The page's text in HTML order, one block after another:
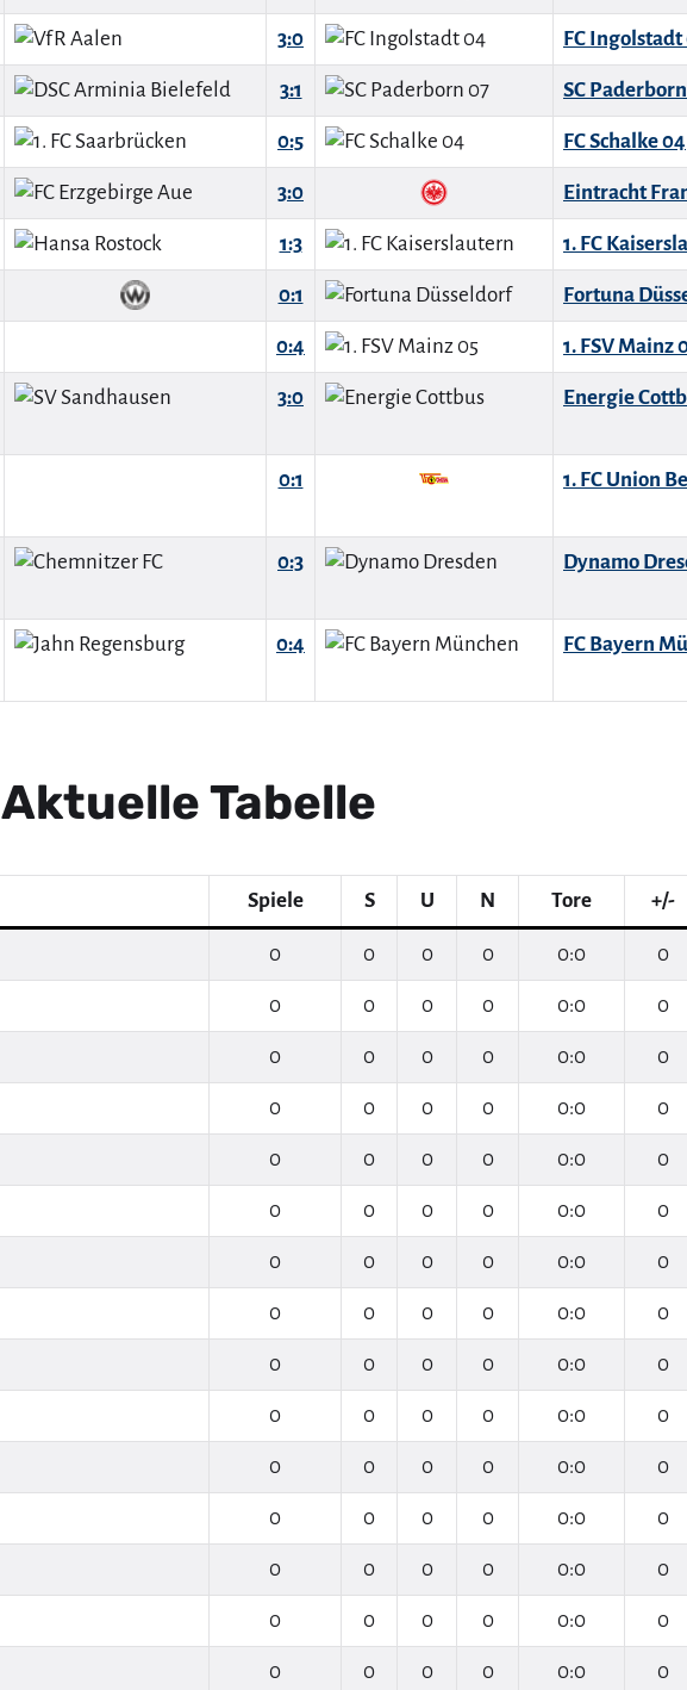
3:0 FC Ingolstadt
3:1 SC
0:5 FC Schalke 04
3:0 Eintracht
1:3 1. FC
0:1 Fortuna
0:4 1. FSV Mainz
3:0 Energie
0:1 1. FC Union
0:3 Dynamo
0:4 FC Bayern
Aktuelle Tabelle
Spiele S U N Tore +/-
0 0 0 0 0:0 0
0 0 0 0 0:0 0
0 0 0 0 0:0 0
0 0 0 0 0:0 0
0 0 0 0 0:0 0
0 0 0 0 0:0 0
0 0 0 0 0:0 0
0 0 0 0 0:0 0
0 0 0 0 0:0 0
0 0 0 0 0:0 0
0 0 0 0 0:0 0
0 0 0 0 0:0 0
0 0 0 0 0:0 0
0 0 0 0 0:0 0
0 0 0 0 0:0 0